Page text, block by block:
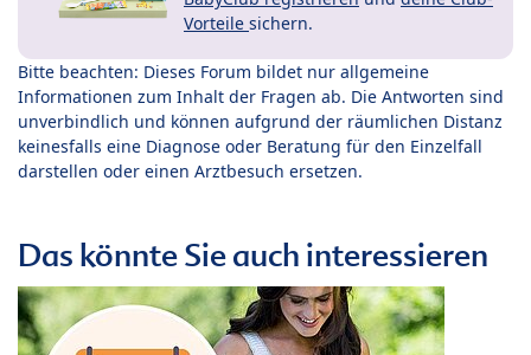
Vorteile sichern.
Bitte beachten: Dieses Forum bildet nur allgemeine
Informationen zum Inhalt der Fragen ab. Die Antworten sind
unverbindlich und können aufgrund der räumlichen Distanz
keinesfalls eine Diagnose oder Beratung für den Einzelfall
darstellen oder einen Arztbesuch ersetzen.
Das könnte Sie auch interessieren